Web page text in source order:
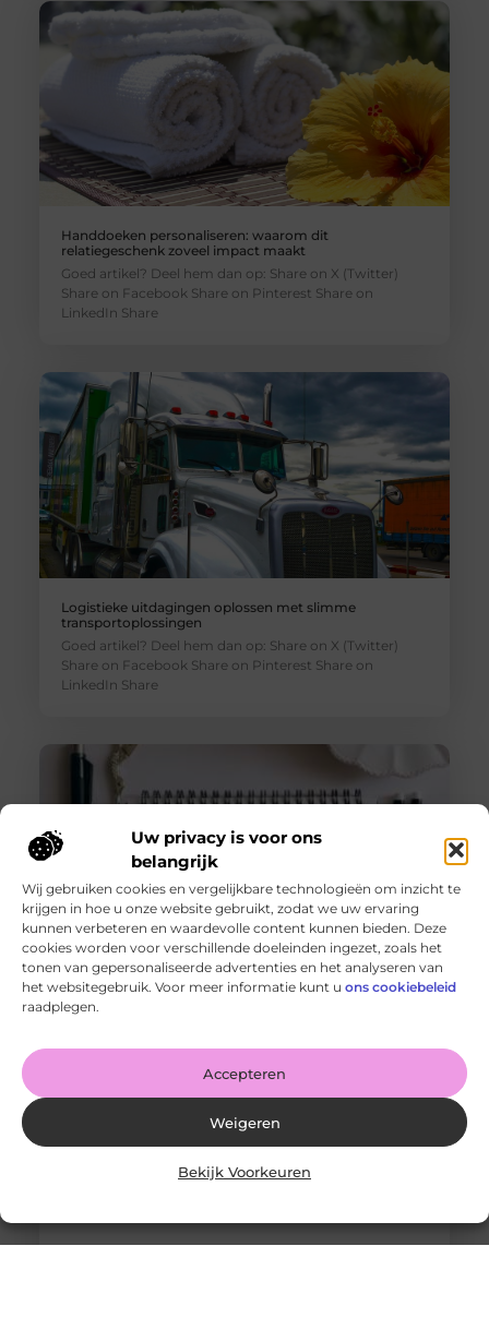
Uw privacy is voor ons
belangrijk
Wij gebruiken cookies en vergelijkbare technologieën om inzicht te
krijgen in hoe u onze website gebruikt, zodat we uw ervaring
kunnen verbeteren en waardevolle content kunnen bieden. Deze
cookies worden voor verschillende doeleinden ingezet, zoals het
tonen van gepersonaliseerde advertenties en het analyseren van
het websitegebruik. Voor meer informatie kunt u ons cookiebeleid
raadplegen.
Accepteren
Weigeren
Bekijk Voorkeuren
Handdoeken personaliseren: waarom dit
relatiegeschenk zoveel impact maakt
Goed artikel? Deel hem dan op: Share on X (Twitter)
Share on Facebook Share on Pinterest Share on
LinkedIn Share
Logistieke uitdagingen oplossen met slimme
transportoplossingen
Goed artikel? Deel hem dan op: Share on X (Twitter)
Share on Facebook Share on Pinterest Share on
LinkedIn Share
De voordelen van het drukken van kalenders voor jouw
bedrijf!
Goed artikel? Deel hem dan op: Share on X (Twitter)